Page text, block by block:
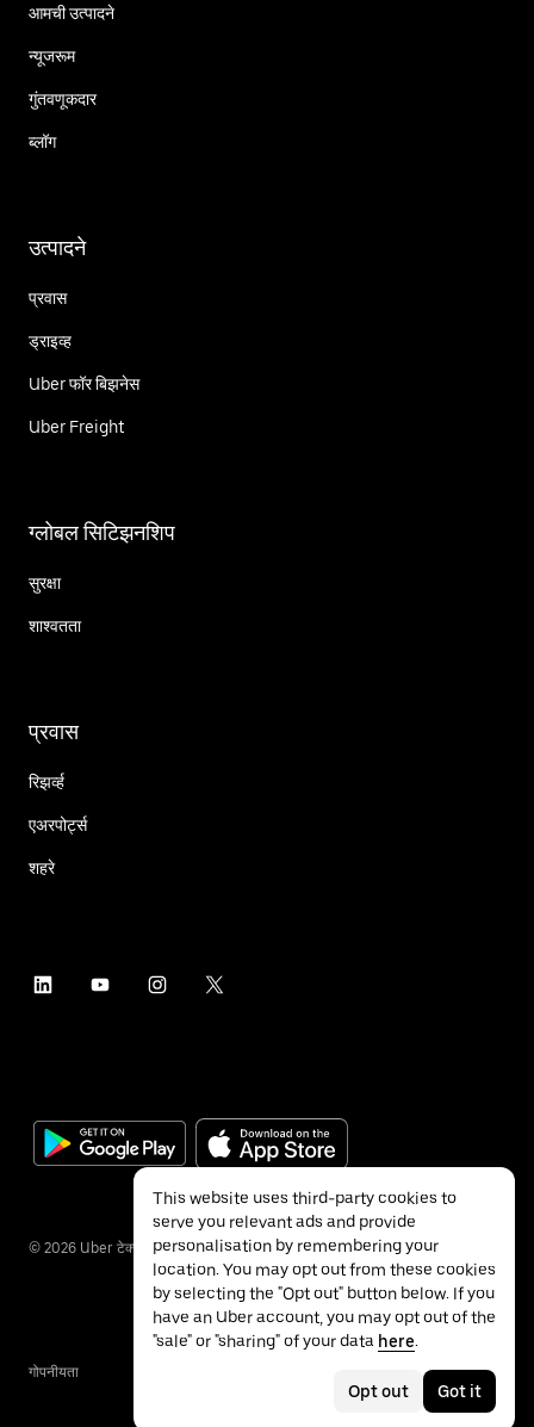
आमची उत्पादने
न्यूजरूम
गुंतवणूकदार
ब्लॉग
उत्पादने
प्रवास
ड्राइव्ह
Uber फॉर बिझनेस
Uber Freight
ग्लोबल सिटिझनशिप
सुरक्षा
शाश्वतता
प्रवास
रिझर्व्ह
एअरपोर्ट्स
शहरे
© 2026 Uber टेक्नॉलॉजीज इंक.
गोपनीयता
This website uses third-party cookies to
serve you relevant ads and provide
personalisation by remembering your
location. You may opt out from these cookies
by selecting the "Opt out" button below. If you
have an Uber account, you may opt out of the
"sale" or "sharing" of your data here.
Opt out Got it